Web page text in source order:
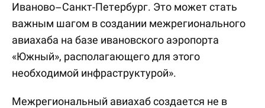
Иваново–Санкт-Петербург. Это может стать
важным шагом в создании межрегионального
авиахаба на базе ивановского аэропорта
«Южный», располагающего для этого
необходимой инфраструктурой».
Межрегиональный авиахаб создается не в